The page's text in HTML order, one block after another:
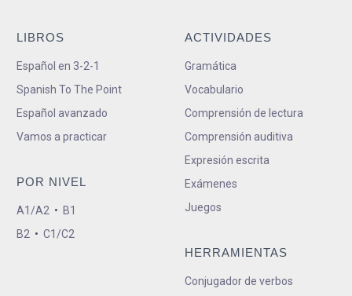
LIBROS
Español en 3-2-1
Spanish To The Point
Español avanzado
Vamos a practicar
POR NIVEL
A1/A2 • B1
B2 • C1/C2
ACTIVIDADES
Gramática
Vocabulario
Comprensión de lectura
Comprensión auditiva
Expresión escrita
Exámenes
Juegos
HERRAMIENTAS
Conjugador de verbos